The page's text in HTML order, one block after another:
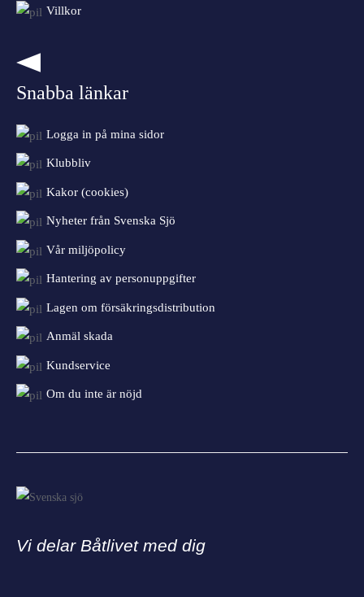
Villkor
Snabba länkar
Logga in på mina sidor
Klubbliv
Kakor (cookies)
Nyheter från Svenska Sjö
Vår miljöpolicy
Hantering av personuppgifter
Lagen om försäkringsdistribution
Anmäl skada
Kundservice
Om du inte är nöjd
Vi delar Båtlivet med dig